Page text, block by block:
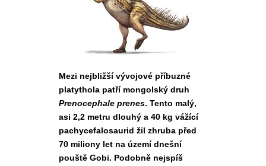
Mezi nejbližší vývojové příbuzné
platythola patří mongolský druh
Prenocephale prenes. Tento malý,
asi 2,2 metru dlouhý a 40 kg vážící
pachycefalosaurid žil zhruba před
70 miliony let na území dnešní
pouště Gobi. Podobně nejspíš